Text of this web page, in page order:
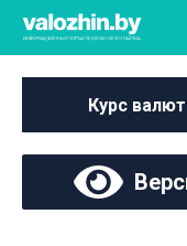
Курс